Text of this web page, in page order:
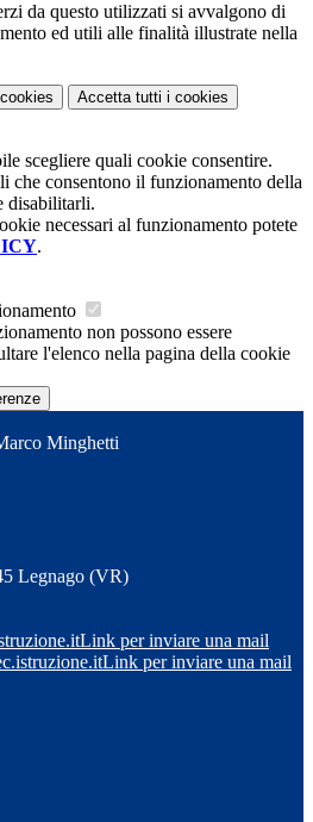
da questo utilizzati si avvalgono di
ed utili alle finalità illustrate nella
Accetta tutti i cookies
scegliere quali cookie consentire.
che consentono il funzionamento della
disabilitarli.
necessari al funzionamento potete
.
non possono essere
l'elenco nella pagina della cookie
Minghetti
Legnago (VR)
Link per inviare una mail
Link per inviare una mail